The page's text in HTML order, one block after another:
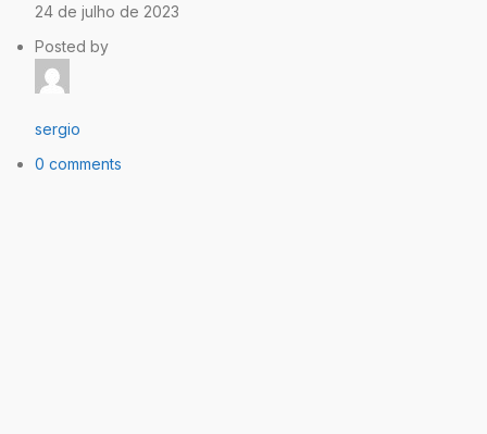
24 de julho de 2023
Posted by
sergio
0 comments